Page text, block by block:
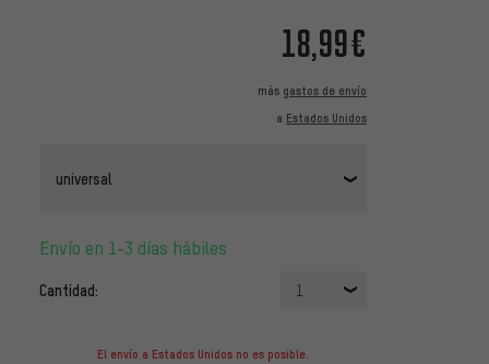
18,99€
más gastos de envío
a Estados Unidos
universal
Envío en 1-3 días hábiles
Cantidad: 1
El envío a Estados Unidos no es posible.